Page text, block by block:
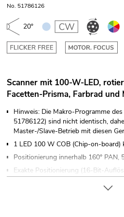
No. 51786126
20°
Scanner mit 100-W-LED,
Facetten-Prisma, Farbrad
Hinweis: Die Makro-Programme
51786122) sind nicht identisch,
Master-/Slave-Betrieb mit diesen
1 LED 100 W COB (Chip-on-board)
Positionierung innerhalb 160° PAN,
Exakte Positionierung (16-Bit-
Fokus motorisch; Farbrad; Goborad